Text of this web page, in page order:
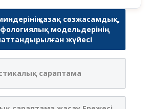
қазақ сөзжасамдық,
модельдерінің
жүйесі
сараптама